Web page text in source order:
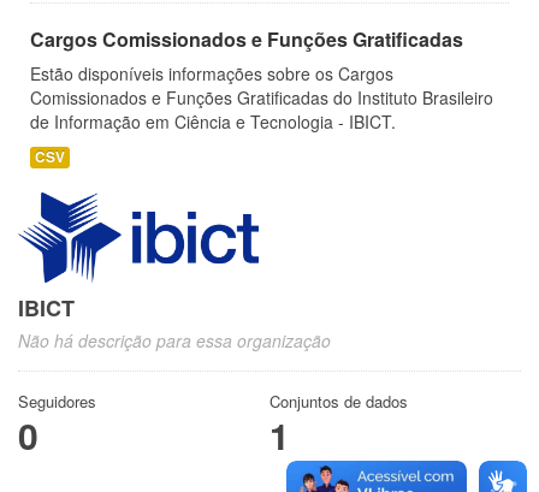
Cargos Comissionados e Funções Gratificadas
Estão disponíveis informações sobre os Cargos
Comissionados e Funções Gratificadas do Instituto Brasileiro
de Informação em Ciência e Tecnologia - IBICT.
CSV
IBICT
Não há descrição para essa organização
Seguidores
0
Conjuntos de dados
1